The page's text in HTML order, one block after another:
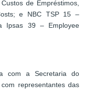
de Empréstimos,
e NBC TSP 15 –
Ipsas 39 – Employee
com a Secretaria do
representantes das